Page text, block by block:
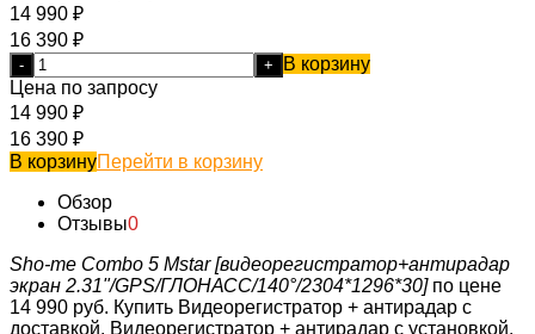
14 990 ₽
16 390 ₽
- +
В корзину
Цена по запросу
14 990 ₽
16 390 ₽
В корзинуПерейти в корзину
Обзор
Отзывы0
Sho-me Combo 5 Mstar [видеорегистратор+антирадар
экран 2.31"/GPS/ГЛОНАСС/140°/2304*1296*30]по цене
14 990 руб. Купить Видеорегистратор + антирадар с
доставкой. Видеорегистратор + антирадар с установкой.